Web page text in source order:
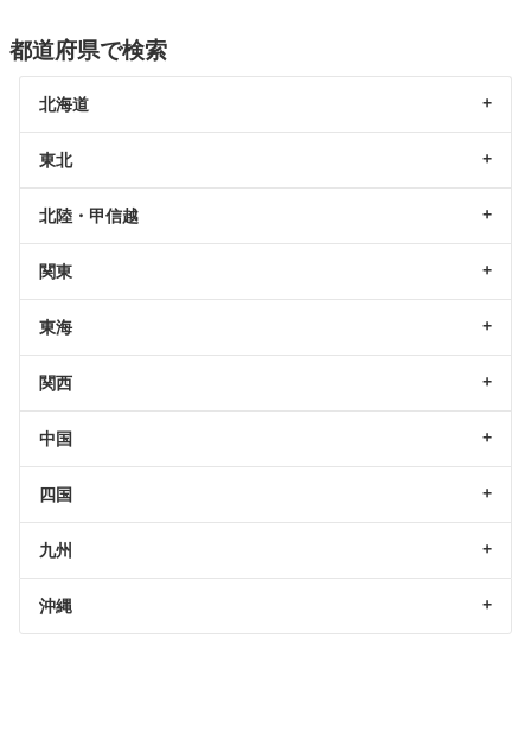
都道府県で検索
北海道
東北
北陸・甲信越
関東
東海
関西
中国
四国
九州
沖縄